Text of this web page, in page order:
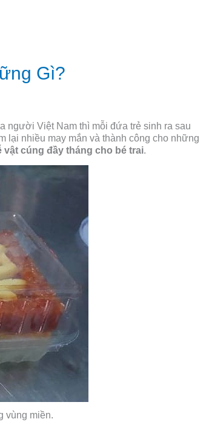
Gì?
người Việt Nam thì mỗi đứa trẻ sinh ra sau
lại nhiều may mắn và thành công cho những
vật cúng đầy tháng cho bé trai.
vùng miền.